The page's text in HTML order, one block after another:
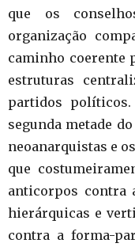
que os
organização
caminho coerente
estruturas
partidos
segunda metade
neoanarquistas e
que
anticorpos contra
hierárquicas e
contra a forma-